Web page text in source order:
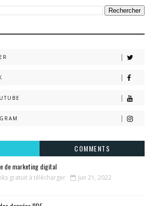
COMMENTS
de marketing digital
gratuit à télécharger Jun 21, 2022